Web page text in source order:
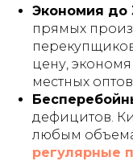
Экономия до
прямых
цену,
местных
дефицитов.
любым
регулярные